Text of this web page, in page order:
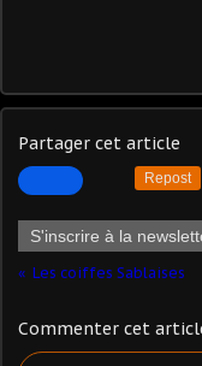
Partager cet article
Repost
S'inscrire à la
Les coiffes Sablaises
Commenter cet